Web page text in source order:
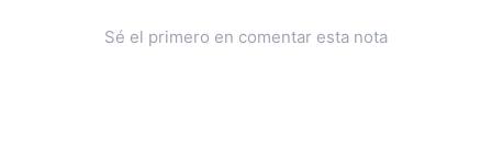
Sé el primero en comentar esta nota